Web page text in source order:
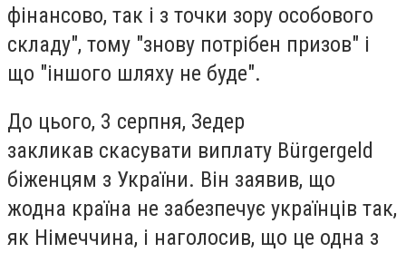
фінансово, так і з точки зору особового
складу", тому "знову потрібен призов" і
що "іншого шляху не буде".
До цього, 3 серпня, Зедер
закликав скасувати виплату Bürgergeld
біженцям з України. Він заявив, що
жодна країна не забезпечує українців так,
як Німеччина, і наголосив, що це одна з